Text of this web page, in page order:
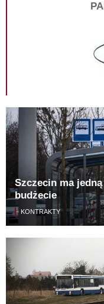
Szczecin ma
budżecie
KONTRAKTY